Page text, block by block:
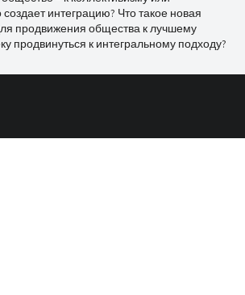
интеграцию? Что такое новая
продвижения общества к лучшему
продвинуться к интегральному подходу?